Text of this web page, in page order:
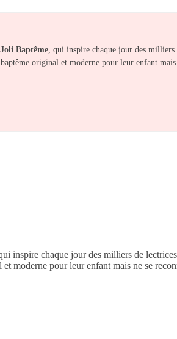
Joli Baptême , qui inspire chaque jour des
original et moderne pour leur enfant
inspire chaque jour des milliers de
moderne pour leur enfant mais ne se